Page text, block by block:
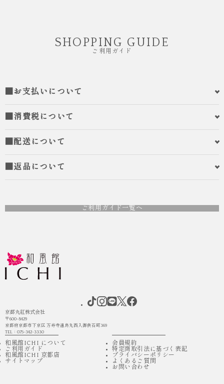
SHOPPING GUIDE
ご利用ガイド
■お支払いについて
■消費税について
■配送について
■返品について
ご利用ガイド一覧へ
京都丸紅株式会社
〒600-8429
京都府京都市下京区 万寿寺通烏丸西入御供石町369
TEL：075-342-3330
和風館ICHI について
ご利用ガイド
和風館ICHI 京都店
サイトマップ
会員規約
特定商取引法に基づく表記
プライバシーポリシー
よくあるご質問
お問い合わせ